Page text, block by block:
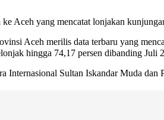
Aceh yang mencatat lonjakan
Aceh merilis data terbaru yang
hingga 74,17 persen dibanding Juli
Sultan Iskandar Muda dan